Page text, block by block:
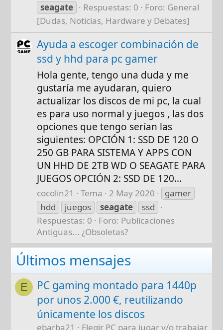
seagate
Respuestas: 0 Foro: General
[Dudas, Noticias, Hardware y Debates]
Ayuda a escoger combinación de
ssd y hhd para pc gamer
Hola gente, tengo una duda y me
gustaría me ayudaran, quiero
actualizar los discos de mi pc, la cual
es para uso normal y juegos , las dos
opciones que tengo serían las
siguientes: OPCIÓN 1: SSD DE 120 O
250 GB PARA SISTEMA Y APPS CON
UN HHD DE 2TB WD O SEAGATE PARA
JUEGOS OPCIÓN 2: SSD DE 120...
cocolin21 Tema 2 May 2020
gamer
hdd
juegos seagate
ssd
Respuestas: 0
Foro: Publicaciones
Antiguas... ¿Obsoletas?
Últimos mensajes
E
PC gaming montado para 1440p
por unos 2.000 €, reutilizando
únicamente los discos
ebarba21 Elegir PC para jugar y/o trabajar